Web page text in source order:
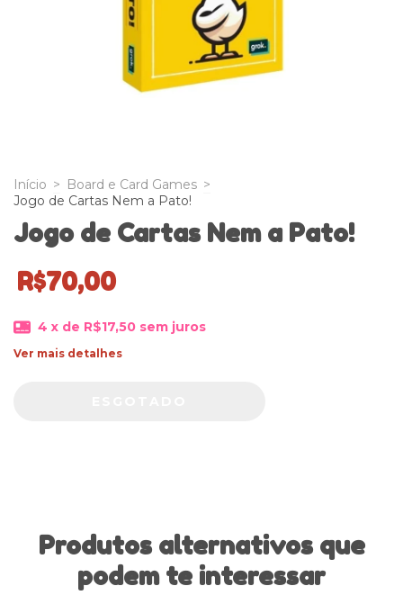
Início > Board e Card Games >
Jogo de Cartas Nem a Pato!
Jogo de Cartas Nem a Pato!
R$70,00
4 x de R$17,50 sem juros
Ver mais detalhes
Produtos alternativos que
podem te interessar